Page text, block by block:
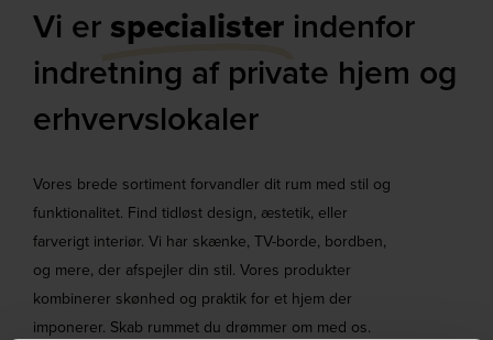
Vi er specialister indenfor
indretning af private hjem og
erhvervslokaler​
Vores brede sortiment forvandler dit rum med stil og
funktionalitet. Find tidløst design, æstetik, eller
farverigt interiør. Vi har skænke, TV-borde, bordben,
og mere, der afspejler din stil. Vores produkter
kombinerer skønhed og praktik for et hjem der
imponerer. Skab rummet du drømmer om med os.